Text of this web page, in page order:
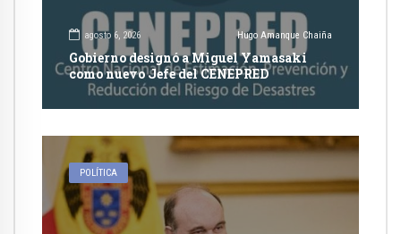
agosto 6, 2026 Hugo Amanque Chaiña
Gobierno designó a Miguel Yamasaki
como nuevo Jefe del CENEPRED
POLÍTICA